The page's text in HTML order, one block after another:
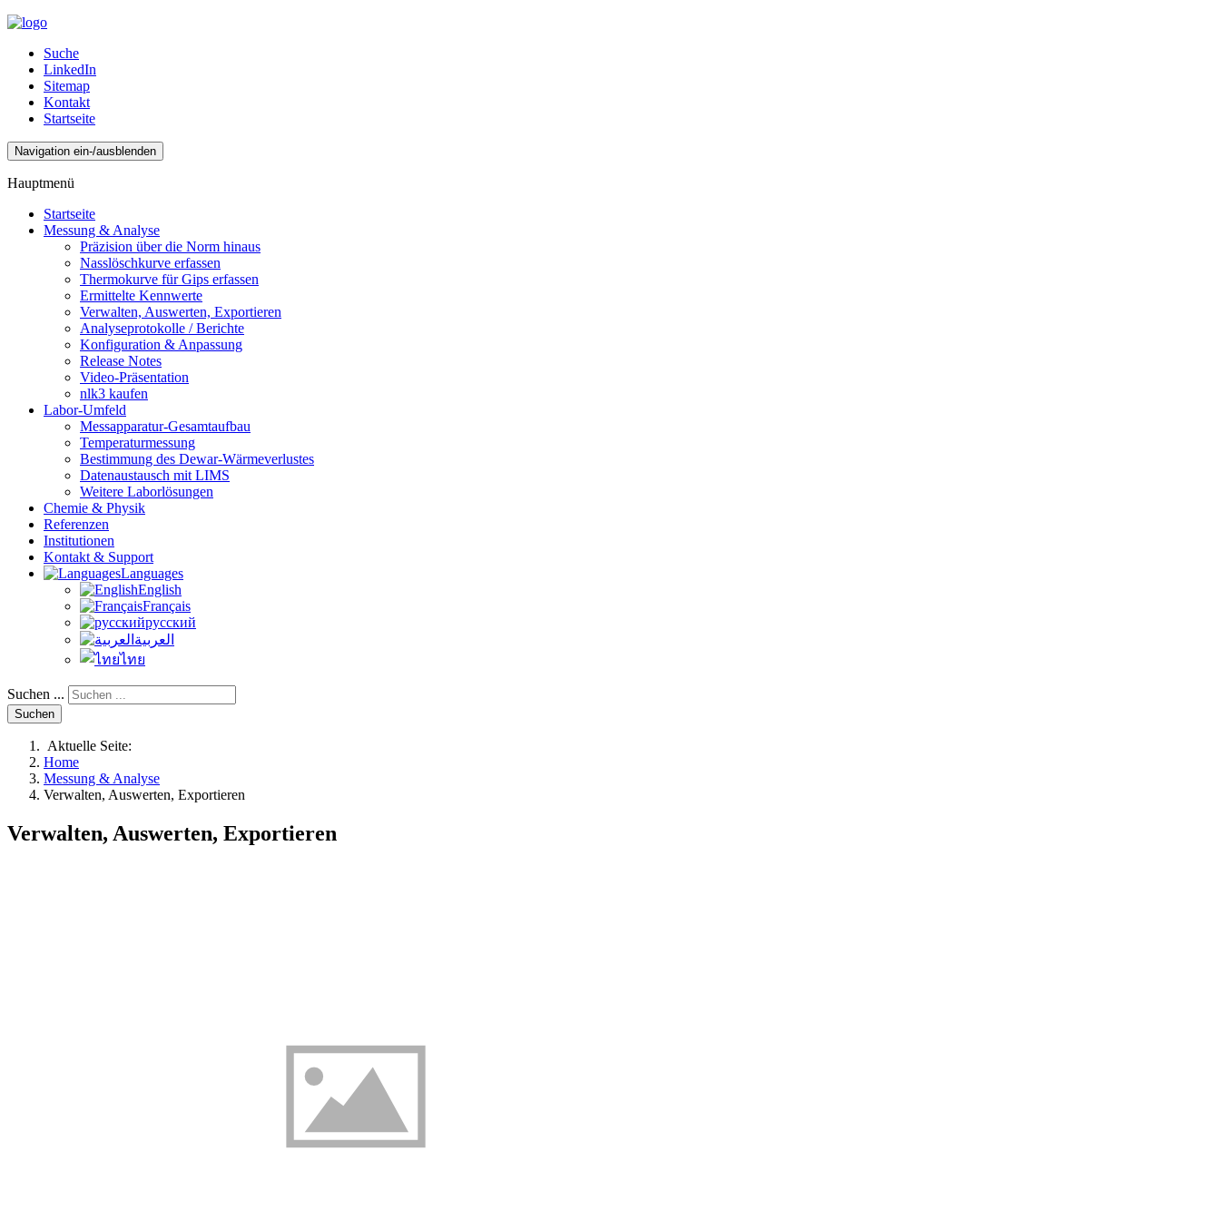
Suche
LinkedIn
Sitemap
Kontakt
Startseite
Navigation ein-/ausblenden
Hauptmenü
Startseite
Messung & Analyse
Präzision über die Norm hinaus
Nasslöschkurve erfassen
Thermokurve für Gips erfassen
Ermittelte Kennwerte
Verwalten, Auswerten, Exportieren
Analyseprotokolle / Berichte
Konfiguration & Anpassung
Release Notes
Video-Präsentation
nlk3 kaufen
Labor-Umfeld
Messapparatur-Gesamtaufbau
Temperaturmessung
Bestimmung des Dewar-Wärmeverlustes
Datenaustausch mit LIMS
Weitere Laborlösungen
Chemie & Physik
Referenzen
Institutionen
Kontakt & Support
Languages
English
Français
русский
العربية
ไทย
Suchen ...
Suchen
Aktuelle Seite:
Home
Messung & Analyse
Verwalten, Auswerten, Exportieren
Verwalten, Auswerten, Exportieren